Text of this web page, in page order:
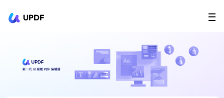
UPDF
AI Agents
政企采购